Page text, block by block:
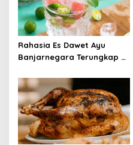
Rahasia Es Dawet Ayu
Banjarnegara Terungkap di